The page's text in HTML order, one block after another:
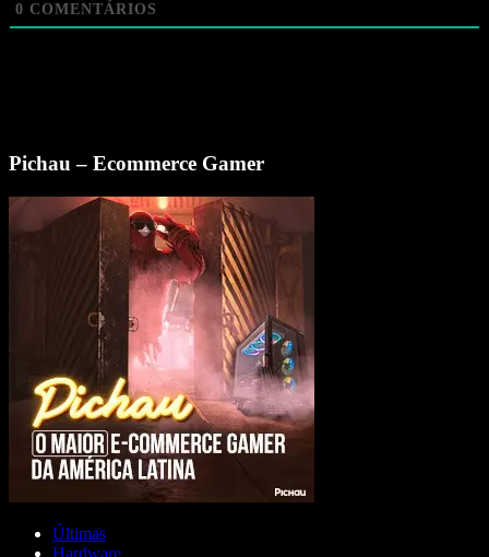
0 COMENTÁRIOS
Pichau – Ecommerce Gamer
Últimas
Hardware